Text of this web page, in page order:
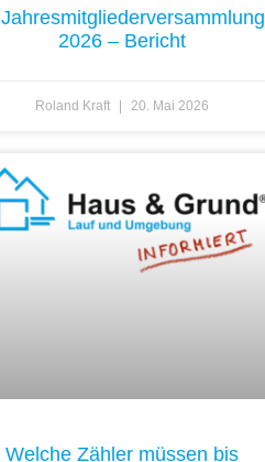
Jahresmitgliederversammlung
2026 – Bericht
Roland Kraft 20. Mai 2026
Welche Zähler müssen bis